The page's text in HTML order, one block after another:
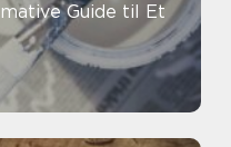
Guide til Et